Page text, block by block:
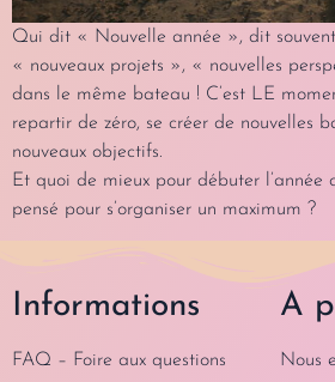
Qui dit « Nouvelle année », dit
« nouveaux projets », « nouvelles
dans le même bateau ! C’est LE
repartir de zéro, se créer de nouvelles
nouveaux objectifs.
Et quoi de mieux pour débuter l’année
pensé pour s’organiser un maximum ?
Informations
FAQ – Foire aux questions
A
Nous